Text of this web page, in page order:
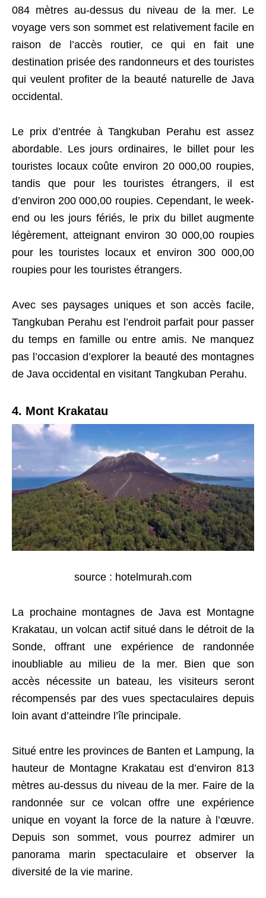
084 mètres au-dessus du niveau de la mer. Le
voyage vers son sommet est relativement facile en
raison de l’accès routier, ce qui en fait une
destination prisée des randonneurs et des touristes
qui veulent profiter de la beauté naturelle de Java
occidental.
Le prix d’entrée à Tangkuban Perahu est assez
abordable. Les jours ordinaires, le billet pour les
touristes locaux coûte environ 20 000,00 roupies,
tandis que pour les touristes étrangers, il est
d’environ 200 000,00 roupies. Cependant, le week-
end ou les jours fériés, le prix du billet augmente
légèrement, atteignant environ 30 000,00 roupies
pour les touristes locaux et environ 300 000,00
roupies pour les touristes étrangers.
Avec ses paysages uniques et son accès facile,
Tangkuban Perahu est l’endroit parfait pour passer
du temps en famille ou entre amis. Ne manquez
pas l’occasion d’explorer la beauté des montagnes
de Java occidental en visitant Tangkuban Perahu.
4. Mont Krakatau
source : hotelmurah.com
La prochaine montagnes de Java est Montagne
Krakatau, un volcan actif situé dans le détroit de la
Sonde, offrant une expérience de randonnée
inoubliable au milieu de la mer. Bien que son
accès nécessite un bateau, les visiteurs seront
récompensés par des vues spectaculaires depuis
loin avant d’atteindre l’île principale.
Situé entre les provinces de Banten et Lampung, la
hauteur de Montagne Krakatau est d’environ 813
mètres au-dessus du niveau de la mer. Faire de la
randonnée sur ce volcan offre une expérience
unique en voyant la force de la nature à l’œuvre.
Depuis son sommet, vous pourrez admirer un
panorama marin spectaculaire et observer la
diversité de la vie marine.